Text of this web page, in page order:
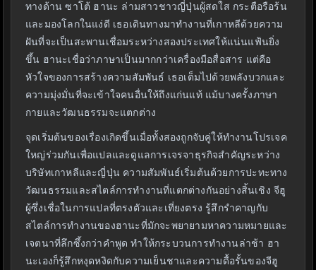
ทางด้าน ซาโต้ ฮานะ ล่ามสาวชาวญี่ปุ่นผู้สดใส กระตือรือร้น
และมองโลกในแง่ดี เธอเดินทางมาทำงานที่เกาหลีด้วยความ
ฝันที่จะเป็นสะพานเชื่อมระหว่างสองประเทศให้แน่นแฟ้นยิ่ง
ขึ้น ฮานะเชื่อว่าภาษาเป็นมากกว่าเครื่องมือสื่อสาร แต่คือ
หัวใจของการสร้างความสัมพันธ์ เธอเต็มไปด้วยพลังบวกและ
ความมุ่งมั่นที่จะเข้าใจคนอื่นให้ถึงแก่นแท้ แม้บางครั้งภาษา
กายและวัฒนธรรมจะแตกต่าง
จุดเริ่มต้นของเรื่องเกิดขึ้นเมื่อทั้งสองถูกจับคู่ให้ทำงานโปรเจค
ใหญ่ร่วมกันเพื่อแปลและดูแลการเจรจาธุรกิจสำคัญระหว่าง
บริษัทเกาหลีและญี่ปุ่น ความสัมพันธ์เริ่มต้นด้วยการปะทะทาง
วัฒนธรรมและสไตล์การทำงานที่แตกต่างกันอย่างสิ้นเชิง จีฮู
ผู้ซึ่งเชื่อในการแปลที่ตรงตัวและเที่ยงตรง รู้สึกรำคาญกับ
สไตล์การทำงานของฮานะที่มักจะพยายามหาความหมายและ
เจตนาที่ลึกซึ้งกว่าคำพูด ทำให้กระบวนการทำงานล่าช้า ฮา
นะเองก็รู้สึกหงุดหงิดกับความเย็นชาและความดื้อรั้นของจีฮู